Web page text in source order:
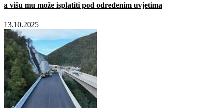
a višu mu može isplatiti pod određenim uvjetima
13.10.2025